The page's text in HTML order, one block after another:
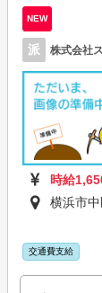
NEW
派 株式会社
時給
横浜市
交通費支給